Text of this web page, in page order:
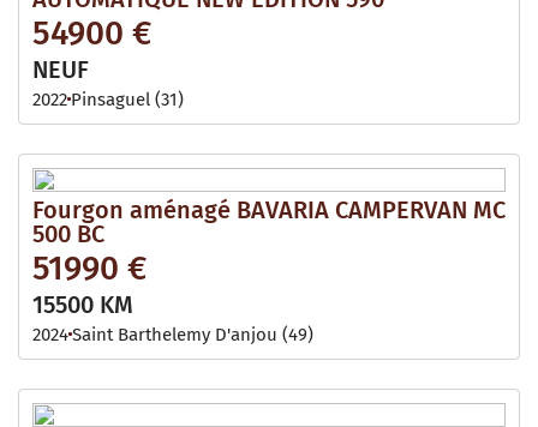
54900 €
NEUF
2022 Pinsaguel (31)
Fourgon aménagé BAVARIA CAMPERVAN MC
500 BC
51990 €
15500 KM
2024Saint Barthelemy D'anjou (49)